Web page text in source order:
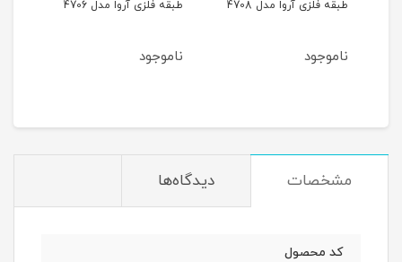
طبقه فلزی آروا مدل 4708
ناموجود
طبقه فلزی آروا مدل 4706
ناموجود
مشخصات دیدگاه‌ها
کد محصول